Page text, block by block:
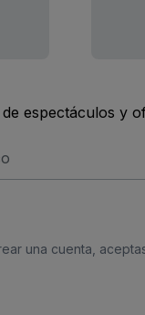
espectáculos y
una cuenta,